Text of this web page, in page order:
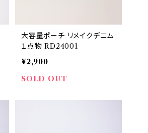
大容量ポーチ リメイクデニム
１点物 RD24001
¥2,900
SOLD OUT